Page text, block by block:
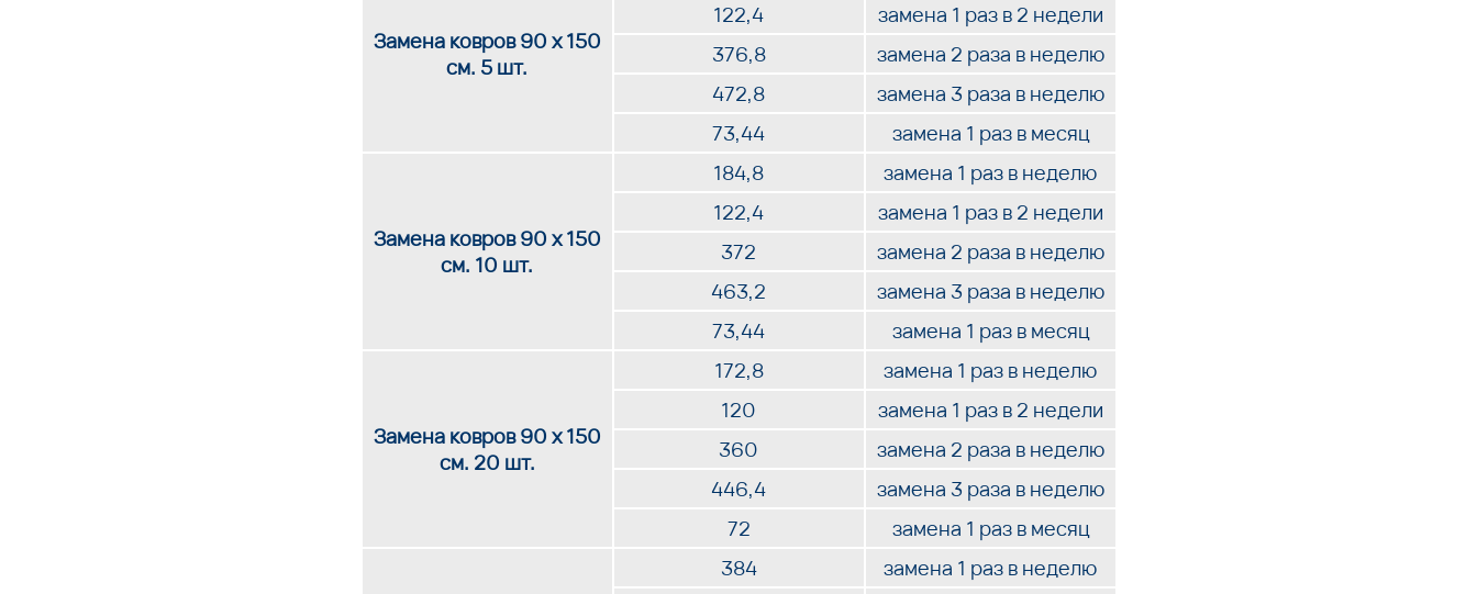
Замена ковров 90 х 150
см. 5 шт.
122,4
замена 1 раз в 2 недели
376,8
замена 2 раза в неделю
472,8
замена 3 раза в неделю
73,44
замена 1 раз в месяц
Замена ковров 90 х 150
см. 10 шт.
184,8
замена 1 раз в неделю
122,4
замена 1 раз в 2 недели
372
замена 2 раза в неделю
463,2
замена 3 раза в неделю
73,44
замена 1 раз в месяц
Замена ковров 90 х 150
см. 20 шт.
172,8
замена 1 раз в неделю
120
замена 1 раз в 2 недели
360
замена 2 раза в неделю
446,4
замена 3 раза в неделю
72
замена 1 раз в месяц
384
замена 1 раз в неделю